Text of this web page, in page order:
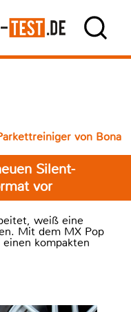
von Bona
Silent-
vor
weiß eine
Mit dem MX Pop
kompakten